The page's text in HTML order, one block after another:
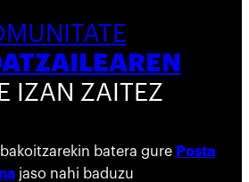
IZAN ZAITEZ
batera gure Posta
jaso nahi baduzu